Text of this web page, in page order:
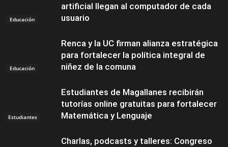
Educación
artificial llegan al computador de cada
usuario
Educación
Renca y la UC firman alianza estratégica
para fortalecer la política integral de
niñez de la comuna
Estudiantes
Estudiantes de Magallanes recibirán
tutorías online gratuitas para fortalecer
Matemática y Lenguaje
Charlas, podcasts y talleres: Congreso